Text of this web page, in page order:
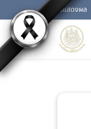
การแสดงผล